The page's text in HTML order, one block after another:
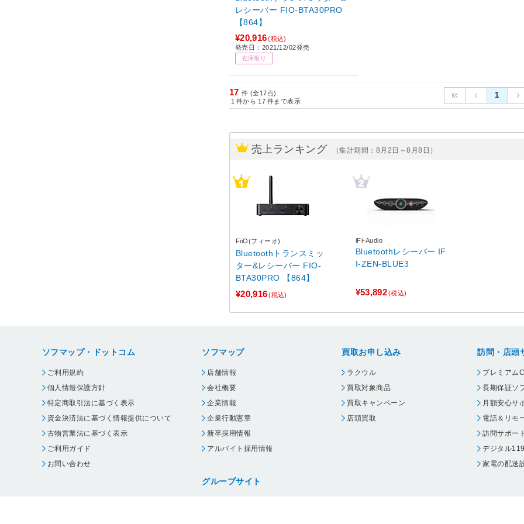
レシーバー FIO-BTA30PRO
【864】
¥20,916(税込)
発売日：2021/12/02発売
在庫限り
17 件 (全17点)
1 件から 17 件まで表示
1
売上ランキング （集計期間：8月2日～8月8日）
FiiO(フィーオ)
Bluetoothトランスミッ
ター&レシーバー FIO-
BTA30PRO 【864】
¥20,916(税込)
iFi-Audio
Bluetoothレシーバー IF
I-ZEN-BLUE3
¥53,892(税込)
ソフマップ・ドットコム
ご利用規約
個人情報保護方針
特定商取引法に基づく表示
資金決済法に基づく情報提供について
古物営業法に基づく表示
ご利用ガイド
お問い合わせ
ソフマップ
店舗情報
会社概要
企業情報
企業行動憲章
新卒採用情報
アルバイト採用情報
グループサイト
買取お申し込み
ラクウル
買取対象商品
買取キャンペーン
店頭買取
訪問・店頭
プレミアム
長期保証ソ
月額安心サ
電話＆リモ
訪問サポート
デジタル119
家電の配送